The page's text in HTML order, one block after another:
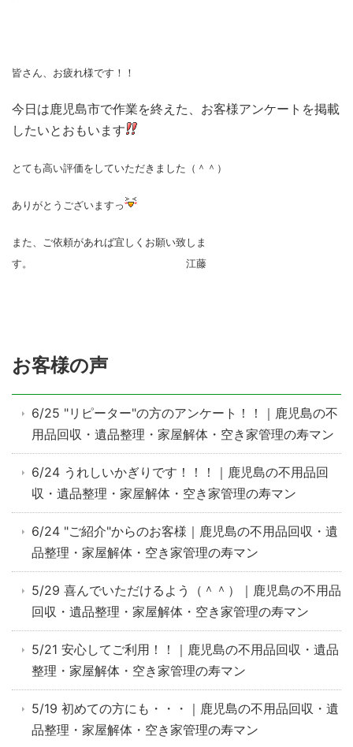
皆さん、お疲れ様です！！
今日は鹿児島市で作業を終えた、 お客様アンケートを掲載
したいとおもいます
とても高い評価をしていただきました（＾＾）
ありがとうございますっ
また、ご依頼があれば宜しくお願い致しま
す。 江藤
お客様の声
6/25 "リピーター"の方のアンケート！！｜鹿児島の不
用品回収・遺品整理・家屋解体・空き家管理の寿マン
6/24 うれしいかぎりです！！！｜鹿児島の不用品回
収・遺品整理・家屋解体・空き家管理の寿マン
6/24 "ご紹介"からのお客様｜鹿児島の不用品回収・遺
品整理・家屋解体・空き家管理の寿マン
5/29 喜んでいただけるよう（＾＾）｜鹿児島の不用品
回収・遺品整理・家屋解体・空き家管理の寿マン
5/21 安心してご利用！！｜鹿児島の不用品回収・遺品
整理・家屋解体・空き家管理の寿マン
5/19 初めての方にも・・・｜鹿児島の不用品回収・遺
品整理・家屋解体・空き家管理の寿マン